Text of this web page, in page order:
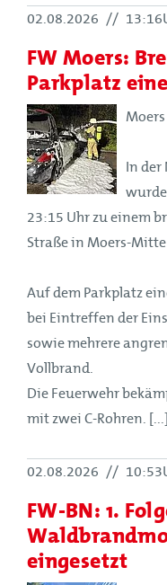
02.08.2026 //
FW Moers:
Parkplatz
In der
23:15 Uhr zu einem
Straße in Moers-
Auf dem Parkplatz
bei Eintreffen der
sowie mehrere
Vollbrand.
Die Feuerwehr
mit zwei C-Rohren. [...]
02.08.2026 //
FW-BN: 1.
eingesetzt